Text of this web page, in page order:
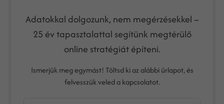
Adatokkal dolgozunk, nem megérzésekkel –
25 év tapasztalattal segítünk megtérülő
online stratégiát építeni.
Ismerjük meg egymást! Töltsd ki az alábbi űrlapot, és
felvesszük veled a kapcsolatot.